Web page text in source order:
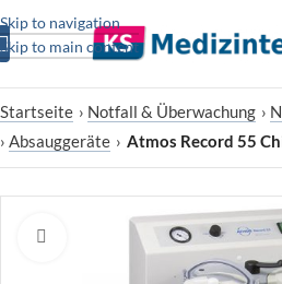
Skip to navigation
Skip to main content
Startseite › Notfall & Überwachung ›
› Absauggeräte › Atmos Record 55
Zum Vergrößern klicken